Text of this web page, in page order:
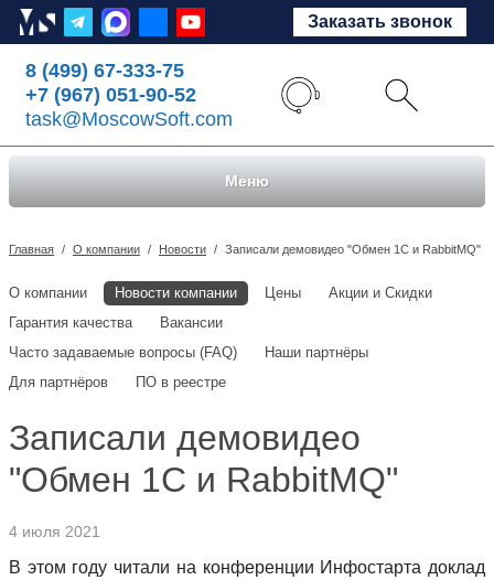
Заказать звонок
8 (499) 67-333-75
+7 (967) 051-90-52
task@MoscowSoft.com
Меню
Главная / О компании / Новости / Записали демовидео "Обмен 1С и RabbitMQ"
О компании Новости компании Цены
Акции и Скидки
Гарантия качества
Вакансии
Часто задаваемые вопросы (FAQ)
Наши партнёры
Для партнёров
ПО в реестре
Записали демовидео
"Обмен 1С и RabbitMQ"
4 июля 2021
В этом году читали на конференции Инфостарта доклад